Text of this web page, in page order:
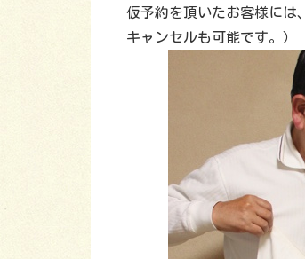
仮予約を頂いたお客様には
キャンセルも可能です。）